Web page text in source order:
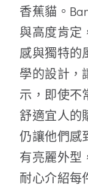
香蕉貓。
與高度肯定
感與獨特的
學的設計，
示，即使不
舒適宜人的
仍讓他們感
有亮麗外型
耐心介紹每